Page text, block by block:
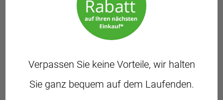
Ein angenehmer Duft kann helfen, Stress besser zu
ertragen. In Ihrer Apotheke finden Sie zum Beispiel
verschiedene Anti-Stress-Roll-Ons, Sprays oder
beruhigendem Lavendelund Sandelholz. Einfach auf die
Handgelenke, Schläfen und den Nacken auftragen, als
Raumspray verwenden oder in die Maske sprühen und
Verpassen Sie keine Vorteile, wir halten
Sie ganz bequem auf dem Laufenden.